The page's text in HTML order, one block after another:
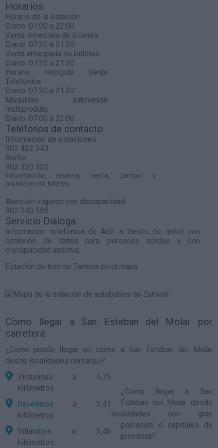
Horarios
Horario de la estación
Diario: 07:00 a 22:00
Venta inmediata de billetes
Diario: 07:30 a 21:30
Venta anticipada de billetes
Diario: 07:30 a 21:30
Horario recogida Venta
Telefónica
Diario: 07:30 a 21:30
Máquinas autovenda
multiproduto
Diario: 07:00 a 22:00
Teléfonos de contacto
Información de estaciones
902 432 343
Renfe:
902 320 320
Información, reserva, venta, cambio y
anulación de billetes
Atención viajeros con discapacidad
902 240 505
Servicio Dialoga:
Información telefónica de Adif a través de móvil con
conexión de datos para personas sordas y con
discapacidad auditiva.
Estación de tren de Zamora en el mapa
Cómo llegar a San Esteban del Molar por
carretera:
¿Como puedo llegar en coche a San Esteban del Molar
desde localidades cercanas?
Vidayanes a 3,75
kilómetros
Revellinos a 5,41
kilómetros
Villalobos a 6,46
kilómetros
¿ Cómo llegar a San
Esteban del Molar desde
localidades con gran
población o capitales de
provincia?